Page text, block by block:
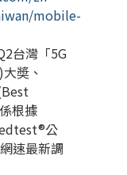
mobile-
台灣「5G
大奬、
根據
公
速最新調